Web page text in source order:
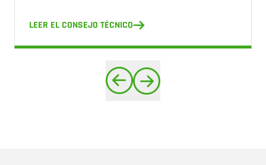
LEER EL CONSEJO TÉCNICO